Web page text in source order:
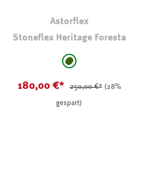
Astorflex
Stoneflex Heritage Foresta
auswählen
dkl oliv-khaki
180,00 €* 250,00 €* (28%
gespart)